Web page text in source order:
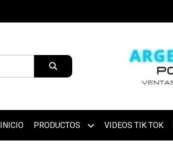
INICIO PRODUCTOS VIDEOS TIK TOK